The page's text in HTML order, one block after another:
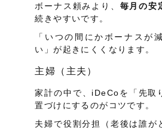
ボーナス頼みより、 毎月の安
続きやすいです。
「いつの間にかボーナスが
い」が起きにくくなります。
主婦（主夫）
家計の中で、iDeCoを「先取
置づけにするのがコツです。
夫婦で役割分担（老後は誰が